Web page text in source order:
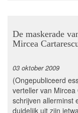
De maskerade
Mircea
03 oktober 2009
(Ongepubliceerd
verteller van Mircea
schrijven allerminst
duidelijk uit zijn